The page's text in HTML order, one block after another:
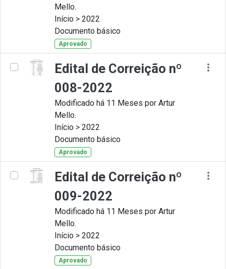
Mello.
Início > 2022
Documento básico
Aprovado
Edital de Correição nº
008-2022
Modificado há 11 Meses por Artur
Mello.
Início > 2022
Documento básico
Aprovado
Edital de Correição nº
009-2022
Modificado há 11 Meses por Artur
Mello.
Início > 2022
Documento básico
Aprovado